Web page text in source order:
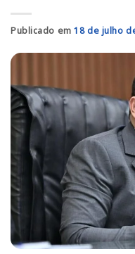
Publicado em18 de julho